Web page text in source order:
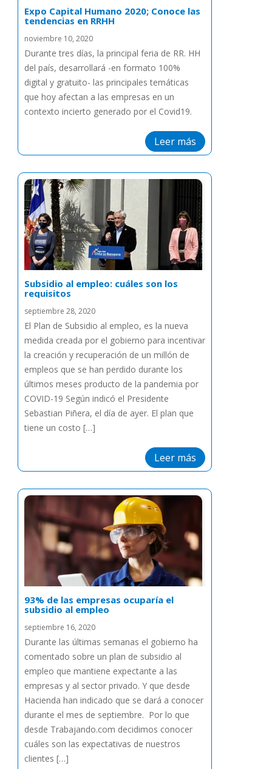
Expo Capital Humano 2020; Conoce las
tendencias en RRHH
noviembre 10, 2020
Durante tres días, la principal feria de RR. HH
del país, desarrollará -en formato 100%
digital y gratuito- las principales temáticas
que hoy afectan a las empresas en un
contexto incierto generado por el Covid19.
Leer más
Subsidio al empleo: cuáles son los
requisitos
septiembre 28, 2020
El Plan de Subsidio al empleo, es la nueva
medida creada por el gobierno para incentivar
la creación y recuperación de un millón de
empleos que se han perdido durante los
últimos meses producto de la pandemia por
COVID-19 Según indicó el Presidente
Sebastian Piñera, el día de ayer. El plan que
tiene un costo […]
Leer más
93% de las empresas ocuparía el
subsidio al empleo
septiembre 16, 2020
Durante las últimas semanas el gobierno ha
comentado sobre un plan de subsidio al
empleo que mantiene expectante a las
empresas y al sector privado. Y que desde
Hacienda han indicado que se dará a conocer
durante el mes de septiembre. Por lo que
desde Trabajando.com decidimos conocer
cuáles son las expectativas de nuestros
clientes […]